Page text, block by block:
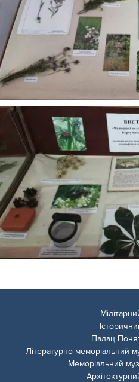
Палац
Літературно-меморіальний
Меморіальний